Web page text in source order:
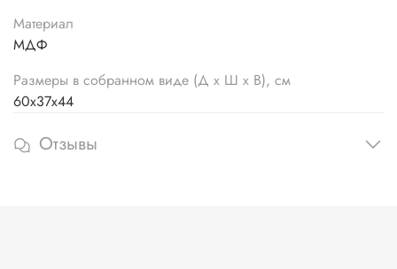
Материал
МДФ
Размеры в собранном виде (Д х Ш х В), см
60х37х44
Отзывы